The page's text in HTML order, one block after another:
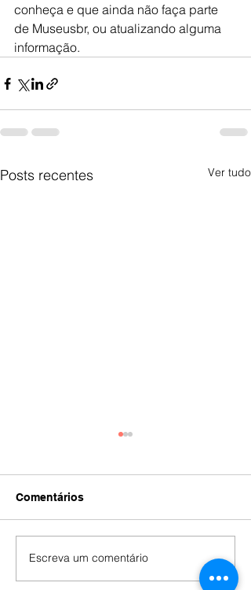
conheça e que ainda não faça parte
de Museusbr, ou atualizando alguma
informação.
Posts recentes Ver tudo
IA
Comentários
Escreva um comentário